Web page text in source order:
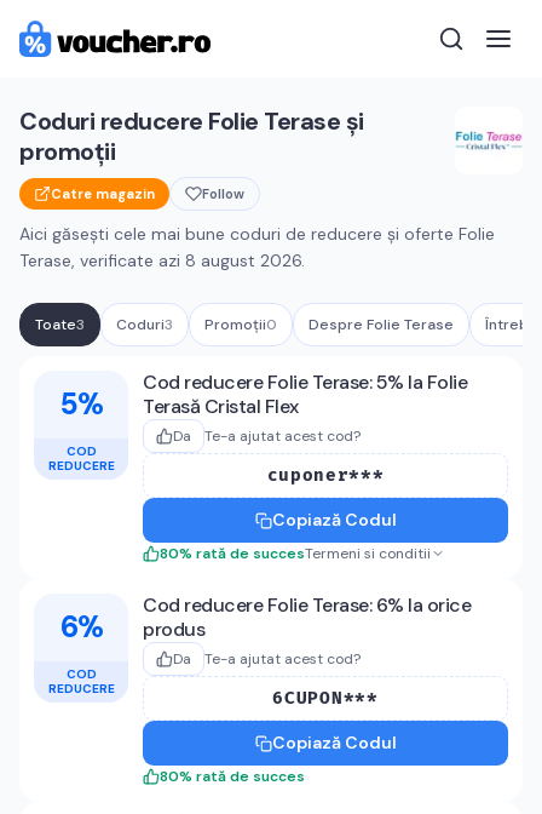
Coduri reducere Folie Terase și
promoții
Catre magazin Follow
Aici găsești cele mai bune coduri de reducere și oferte Folie
Terase, verificate azi 8 august 2026.
Toate3 Coduri3 Promoții0 Despre Folie Terase
Cupoane activeFolie Terase
5%
COD
REDUCERE
Cod reducere Folie Terase: 5% la Folie
Terasă Cristal Flex
Da Te-a ajutat acest cod?
cuponer***
Copiază Codul
80% rată de succesTermeni si conditii
6%
COD
REDUCERE
Cod reducere Folie Terase: 6% la orice
produs
Da Te-a ajutat acest cod?
6CUPON***
Copiază Codul
80% rată de succes